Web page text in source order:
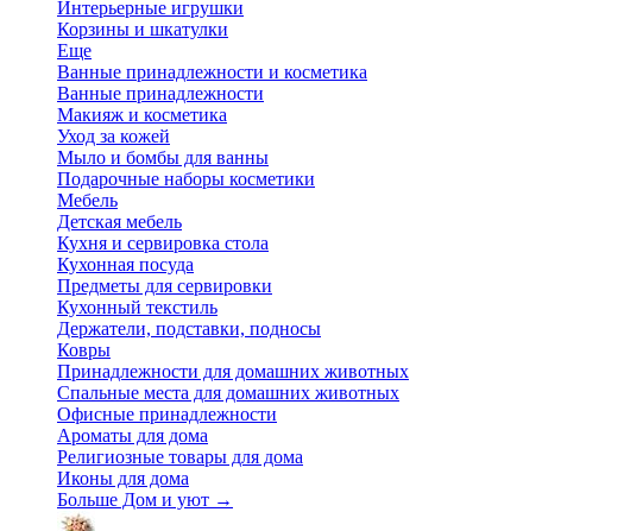
Интерьерные игрушки
Корзины и шкатулки
Еще
Ванные принадлежности и косметика
Ванные принадлежности
Макияж и косметика
Уход за кожей
Мыло и бомбы для ванны
Подарочные наборы косметики
Мебель
Детская мебель
Кухня и сервировка стола
Кухонная посуда
Предметы для сервировки
Кухонный текстиль
Держатели, подставки, подносы
Ковры
Принадлежности для домашних животных
Спальные места для домашних животных
Офисные принадлежности
Ароматы для дома
Религиозные товары для дома
Иконы для дома
Больше Дом и уют →